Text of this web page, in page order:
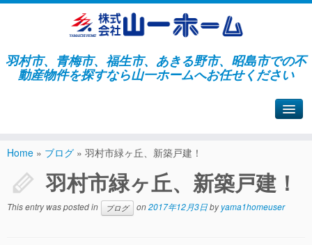
羽村市、青梅市、福生市、あきる野市、昭島市での不
動産物件を探すなら山一ホームへお任せください
Home » ブログ » 羽村市緑ヶ丘、新築戸建！
羽村市緑ヶ丘、新築戸建！
This entry was posted in ブログ on2017年12月3日byyama1homeuser